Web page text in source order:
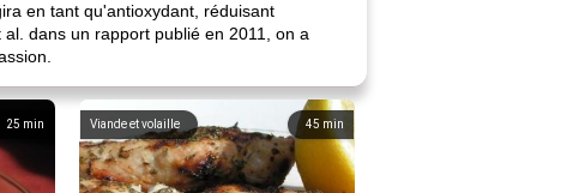
en tant qu'antioxydant, réduisant
dans un rapport publié en 2011, on a
25 min 45 min
Viande et volaille